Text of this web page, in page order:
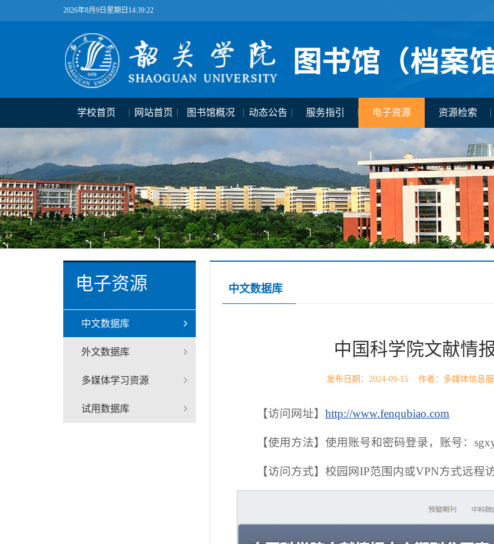
2026年8月9日星期日14:39:22
学校首页 网站首页 图书馆概况 动态公告 服务指引 电子资源 资源检索
电子资源
中文数据库
外文数据库
多媒体学习资源
试用数据库
中文数据库
中国科学院文献情
发布日期：2024-09-15 作者：多媒体信
【访问网址】 http://www.fenqubiao.com
【使用方法】使用账号和密码登录，账号：
【访问方式】校园网IP范围内或VPN方式远程